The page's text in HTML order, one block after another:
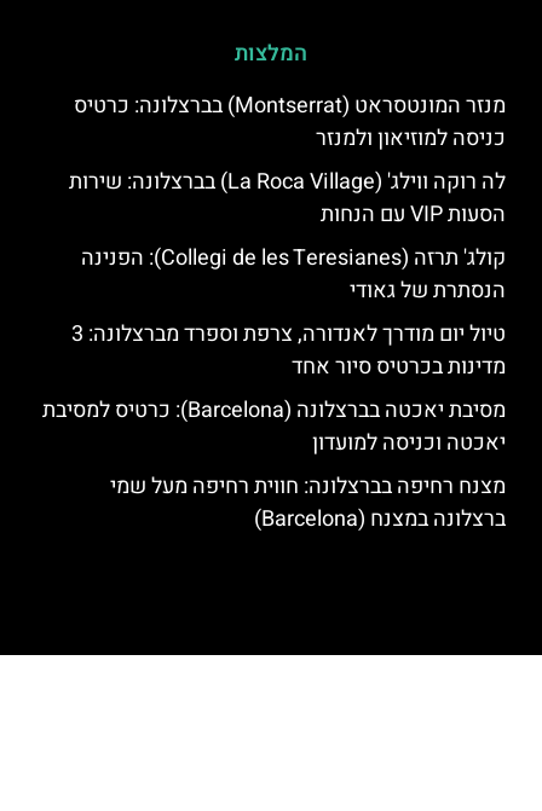
המלצות
מנזר המונטסראט (Montserrat) בברצלונה: כרטיס
כניסה למוזיאון ולמנזר
לה רוקה ווילג' (La Roca Village) בברצלונה: שירות
הסעות VIP עם הנחות
קולג' תרזה (Collegi de les Teresianes): הפנינה
הנסתרת של גאודי
טיול יום מודרך לאנדורה, צרפת וספרד מברצלונה: 3
מדינות בכרטיס סיור אחד
מסיבת יאכטה בברצלונה (Barcelona): כרטיס למסיבת
יאכטה וכניסה למועדון
מצנח רחיפה בברצלונה: חווית רחיפה מעל שמי
ברצלונה במצנח (Barcelona)